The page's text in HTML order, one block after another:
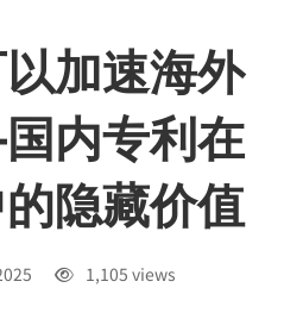
加速海外
内专利在
隐藏价值
1,105 views